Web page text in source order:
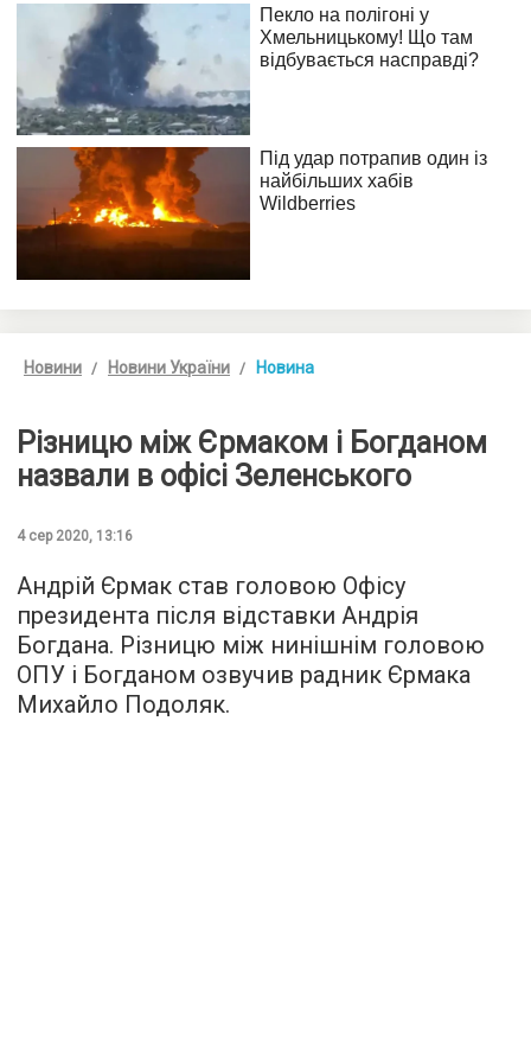
Новини Новини України Новина
Різницю між Єрмаком і Богданом
назвали в офісі Зеленського
4 сер 2020, 13:16
Андрій Єрмак став головою Офісу
президента після відставки Андрія
Богдана. Різницю між нинішнім головою
ОПУ і Богданом озвучив радник Єрмака
Михайло Подоляк.